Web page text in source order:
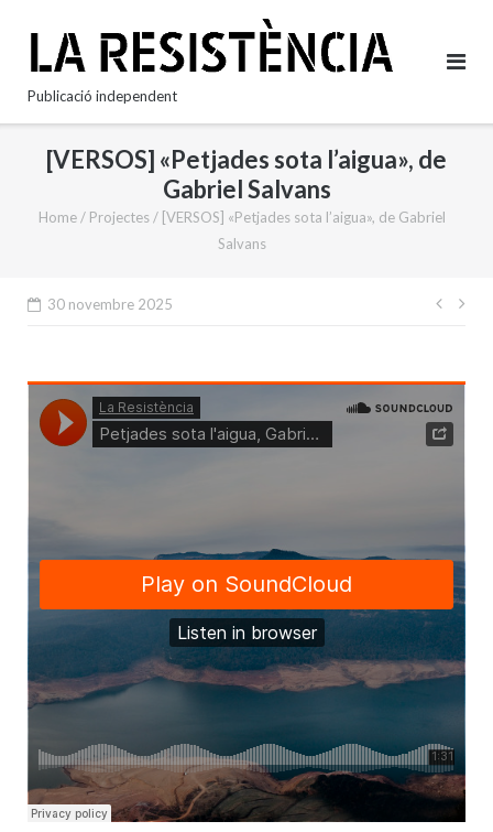
content
Publicació independent
[VERSOS] «Petjades sota l’aigua», de
Gabriel Salvans
Home / Projectes / [VERSOS] «Petjades sota l’aigua», de Gabriel
Salvans
30 novembre 2025